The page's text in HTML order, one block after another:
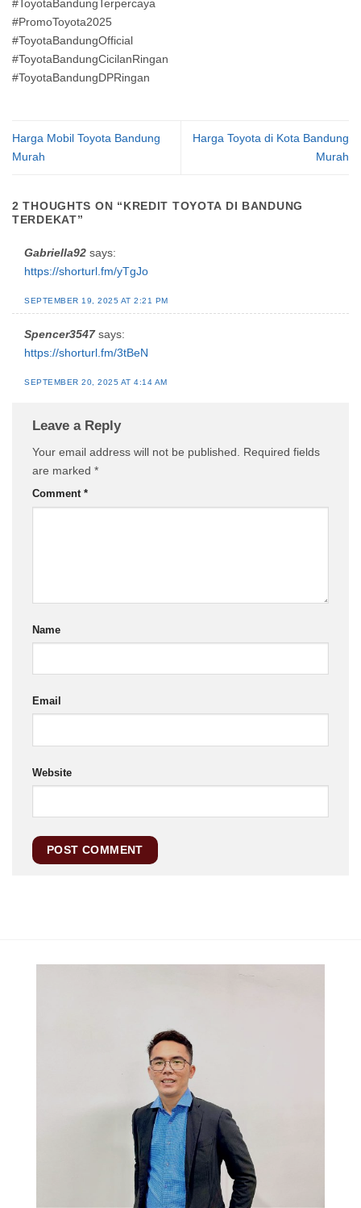
#ToyotaBandungTerpercaya
#PromoToyota2025
#ToyotaBandungOfficial
#ToyotaBandungCicilanRingan
#ToyotaBandungDPRingan
Harga Mobil Toyota Bandung
Murah
Harga Toyota di Kota Bandung
Murah
2 THOUGHTS ON “KREDIT TOYOTA DI BANDUNG
TERDEKAT”
Gabriella92 says:
https://shorturl.fm/yTgJo
SEPTEMBER 19, 2025 AT 2:21 PM
Spencer3547 says:
https://shorturl.fm/3tBeN
SEPTEMBER 20, 2025 AT 4:14 AM
Leave a Reply
Your email address will not be published. Required fields
are marked *
Comment *
Name
Email
Website